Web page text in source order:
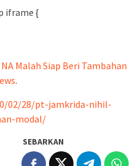
iframe {
Malah Siap Beri Tambahan
.
02/28/pt-jamkrida-nihil-
modal/
SEBARKAN